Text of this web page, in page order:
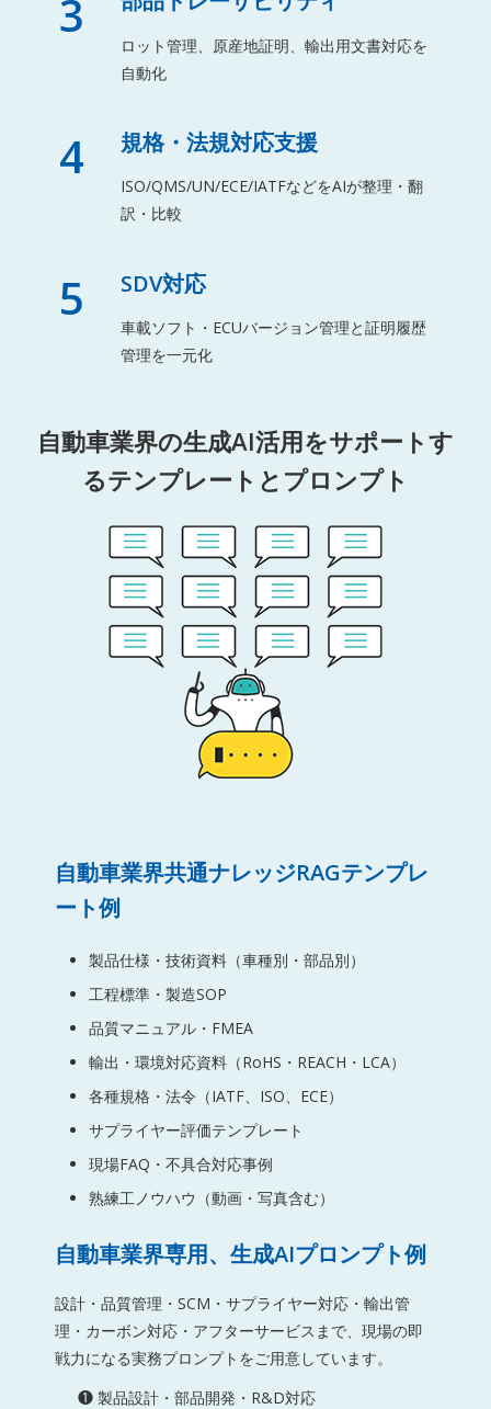
3
ロット管理、原産地証明、輸出用文書対応を
自動化
4 規格・法規対応支援
ISO/QMS/UN/ECE/IATFなどをAIが整理・翻
訳・比較
5 SDV対応
車載ソフト・ECUバージョン管理と証明履歴
管理を一元化
自動車業界の生成AI活用をサポートす
るテンプレートとプロンプト
自動車業界共通ナレッジRAGテンプレ
ート例
製品仕様・技術資料（車種別・部品別）
工程標準・製造SOP
品質マニュアル・FMEA
輸出・環境対応資料（RoHS・REACH・LCA）
各種規格・法令（IATF、ISO、ECE）
サプライヤー評価テンプレート
現場FAQ・不具合対応事例
熟練工ノウハウ（動画・写真含む）
自動車業界専用、生成AIプロンプト例
設計・品質管理・SCM・サプライヤー対応・輸出管
理・カーボン対応・アフターサービスまで、現場の即
戦力になる実務プロンプトをご用意しています。
❶ 製品設計・部品開発・R&D対応